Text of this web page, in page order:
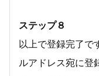
ステップ８
以上で登録完了で
ルアドレス宛に登